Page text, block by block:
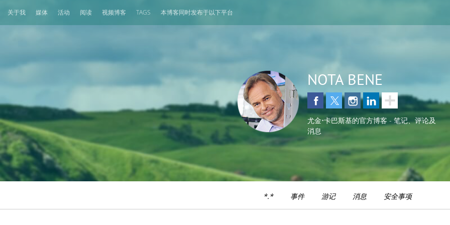
关于我 媒体 活动 阅读 视频博客 TAGS 本博客同时发布于以下平台
NOTA BENE
尤金•卡巴斯基的官方博客 - 笔记、评论及
消息
*.* 事件 游记 消息 安全事项